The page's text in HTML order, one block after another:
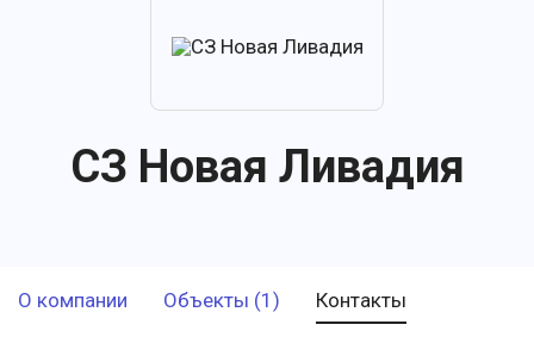
СЗ Новая Ливадия
О компании Объекты (1) Контакты